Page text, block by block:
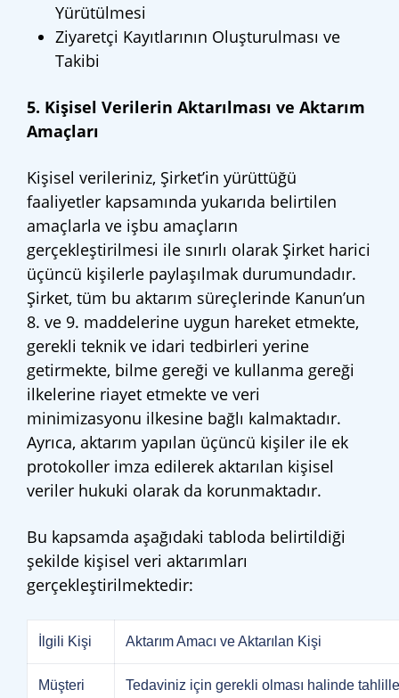
Yürütülmesi
Ziyaretçi Kayıtlarının Oluşturulması ve
Takibi
5. Kişisel Verilerin Aktarılması ve Aktarım
Amaçları
Kişisel verileriniz, Şirket’in yürüttüğü
faaliyetler kapsamında yukarıda belirtilen
amaçlarla ve işbu amaçların
gerçekleştirilmesi ile sınırlı olarak Şirket harici
üçüncü kişilerle paylaşılmak durumundadır.
Şirket, tüm bu aktarım süreçlerinde Kanun’un
8. ve 9. maddelerine uygun hareket etmekte,
gerekli teknik ve idari tedbirleri yerine
getirmekte, bilme gereği ve kullanma gereği
ilkelerine riayet etmekte ve veri
minimizasyonu ilkesine bağlı kalmaktadır.
Ayrıca, aktarım yapılan üçüncü kişiler ile ek
protokoller imza edilerek aktarılan kişisel
veriler hukuki olarak da korunmaktadır.
Bu kapsamda aşağıdaki tabloda belirtildiği
şekilde kişisel veri aktarımları
gerçekleştirilmektedir:
İlgili Kişi Aktarım Amacı ve Aktarılan Kişi
Müşteri
Tedaviniz için gerekli olması halinde